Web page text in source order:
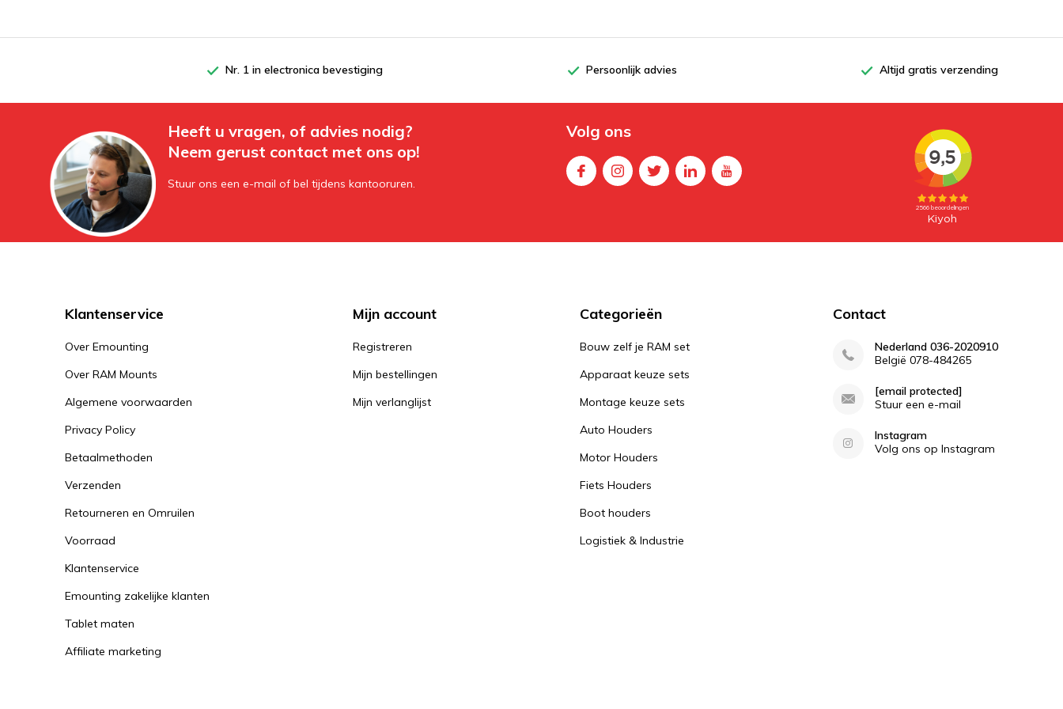
Nr. 1 in electronica bevestiging Persoonlijk advies Altijd gratis verzending
Heeft u vragen, of advies nodig?
Neem gerust contact met ons op!
Stuur ons een e-mail of bel tijdens kantooruren.
Volg ons
Klantenservice
Over Emounting
Over RAM Mounts
Algemene voorwaarden
Privacy Policy
Betaalmethoden
Verzenden
Retourneren en Omruilen
Voorraad
Klantenservice
Emounting zakelijke klanten
Tablet maten
Affiliate marketing
Mijn account
Registreren
Mijn bestellingen
Mijn verlanglijst
Categorieën
Bouw zelf je RAM set
Apparaat keuze sets
Montage keuze sets
Auto Houders
Motor Houders
Fiets Houders
Boot houders
Logistiek & Industrie
Contact
Nederland 036-2020910
België 078-484265
[email protected]
Stuur een e-mail
Instagram
Volg ons op Instagram